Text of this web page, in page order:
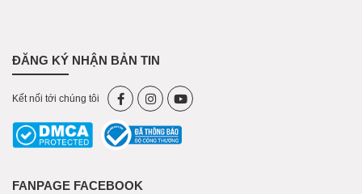
ĐĂNG KÝ NHẬN BẢN TIN
Kết nối tới chúng tôi
FANPAGE FACEBOOK